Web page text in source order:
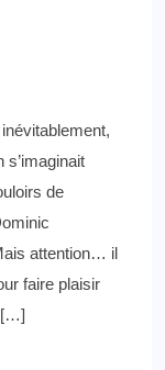
s’imaginait
de
attention… il
faire plaisir
[…]